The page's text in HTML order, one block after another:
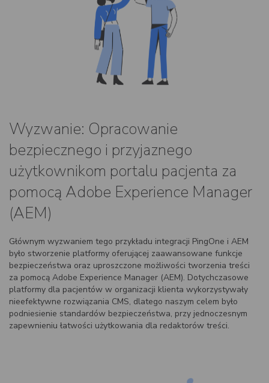
Wyzwanie: Opracowanie
bezpiecznego i przyjaznego
użytkownikom portalu pacjenta za
pomocą Adobe Experience Manager
(AEM)
Głównym wyzwaniem tego przykładu integracji PingOne i AEM
było stworzenie platformy oferującej zaawansowane funkcje
bezpieczeństwa oraz uproszczone możliwości tworzenia treści
za pomocą Adobe Experience Manager (AEM). Dotychczasowe
platformy dla pacjentów w organizacji klienta wykorzystywały
nieefektywne rozwiązania CMS, dlatego naszym celem było
podniesienie standardów bezpieczeństwa, przy jednoczesnym
zapewnieniu łatwości użytkowania dla redaktorów treści.